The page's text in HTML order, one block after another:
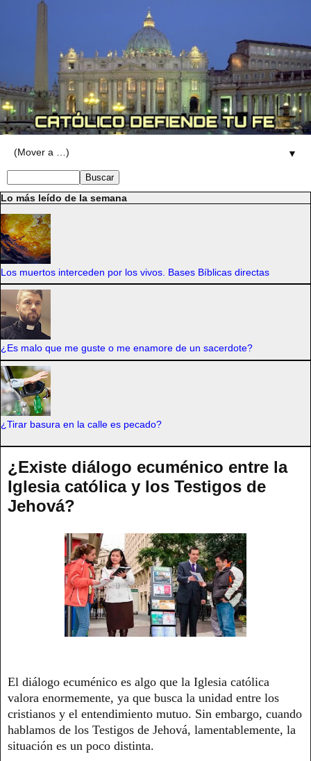
▼
Lo más leído de la semana
Los muertos interceden por los vivos. Bases Bíblicas directas
¿Es malo que me guste o me enamore de un sacerdote?
¿Tirar basura en la calle es pecado?
¿Existe diálogo ecuménico entre la
Iglesia católica y los Testigos de
Jehová?
El diálogo ecuménico es algo que la Iglesia católica
valora enormemente, ya que busca la unidad entre los
cristianos y el entendimiento mutuo. Sin embargo, cuando
hablamos de los Testigos de Jehová, lamentablemente, la
situación es un poco distinta.